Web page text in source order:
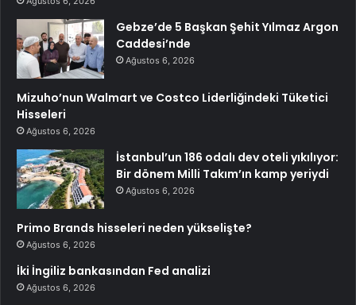
Gebze’de 5 Başkan Şehit Yılmaz Argon
Caddesi’nde
Ağustos 6, 2026
Mizuho’nun Walmart ve Costco Liderliğindeki Tüketici
Hisseleri
Ağustos 6, 2026
İstanbul’un 186 odalı dev oteli yıkılıyor:
Bir dönem Milli Takım’ın kamp yeriydi
Ağustos 6, 2026
Primo Brands hisseleri neden yükselişte?
Ağustos 6, 2026
İki İngiliz bankasından Fed analizi
Ağustos 6, 2026